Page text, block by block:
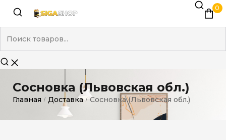
0
Сосновка (Львовская обл.)
Главная / Доставка / Сосновка (Львовская обл.)